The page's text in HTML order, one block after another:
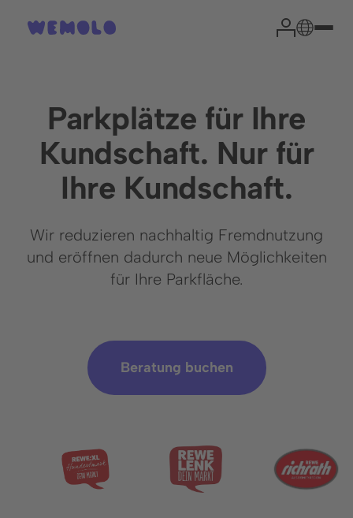
Parkplätze für Ihre
Kundschaft. Nur für
Ihre Kundschaft.
Wir reduzieren nachhaltig Fremdnutzung
und eröffnen dadurch neue Möglichkeiten
für Ihre Parkfläche.
Beratung buchen
Ihr Park-Experte
Niklas Garrn
effektiv klärt und den Weg zu einer erfolgreichen
Zusammenarbeit ebnet.
Termin buchen